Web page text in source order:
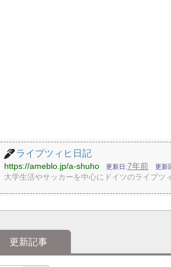
ライプツィヒ日記
https://ameblo.jp/a-shuho 更新日 7年前 更新
大学生活やサッカーを中心にドイツのライプツ
更新記事